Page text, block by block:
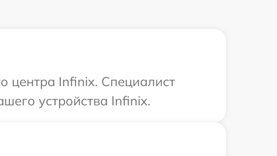
центра Infinix. Специалист
устройства Infinix.